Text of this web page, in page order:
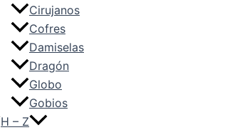
Cirujanos
Cofres
Damiselas
Dragón
Globo
Gobios
H – Z